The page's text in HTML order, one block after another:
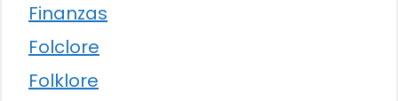
Finanzas
Folclore
Folklore